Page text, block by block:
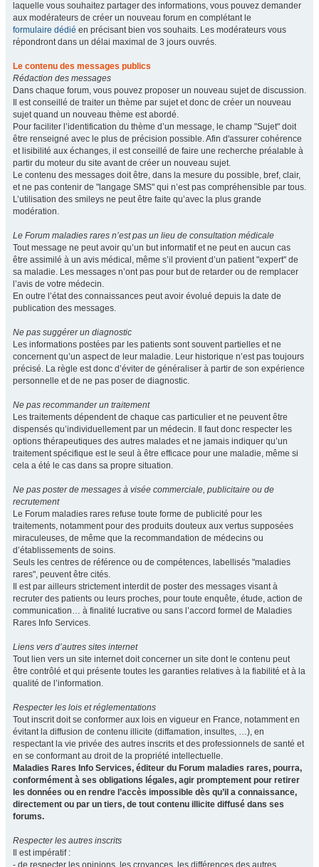
laquelle vous souhaitez partager des informations, vous pouvez demander
aux modérateurs de créer un nouveau forum en complétant le
formulaire dédié en précisant bien vos souhaits. Les modérateurs vous
répondront dans un délai maximal de 3 jours ouvrés.
Le contenu des messages publics
Rédaction des messages
Dans chaque forum, vous pouvez proposer un nouveau sujet de discussion.
Il est conseillé de traiter un thème par sujet et donc de créer un nouveau
sujet quand un nouveau thème est abordé.
Pour faciliter l’identification du thème d’un message, le champ "Sujet" doit
être renseigné avec le plus de précision possible. Afin d'assurer cohérence
et lisibilité aux échanges, il est conseillé de faire une recherche préalable à
partir du moteur du site avant de créer un nouveau sujet.
Le contenu des messages doit être, dans la mesure du possible, bref, clair,
et ne pas contenir de "langage SMS" qui n’est pas compréhensible par tous.
L’utilisation des smileys ne peut être faite qu’avec la plus grande
modération.
Le Forum maladies rares n’est pas un lieu de consultation médicale
Tout message ne peut avoir qu’un but informatif et ne peut en aucun cas
être assimilé à un avis médical, même s’il provient d’un patient "expert" de
sa maladie. Les messages n’ont pas pour but de retarder ou de remplacer
l’avis de votre médecin.
En outre l’état des connaissances peut avoir évolué depuis la date de
publication des messages.
Ne pas suggérer un diagnostic
Les informations postées par les patients sont souvent partielles et ne
concernent qu’un aspect de leur maladie. Leur historique n’est pas toujours
précisé. La règle est donc d’éviter de généraliser à partir de son expérience
personnelle et de ne pas poser de diagnostic.
Ne pas recommander un traitement
Les traitements dépendent de chaque cas particulier et ne peuvent être
dispensés qu’individuellement par un médecin. Il faut donc respecter les
options thérapeutiques des autres malades et ne jamais indiquer qu’un
traitement spécifique est le seul à être efficace pour une maladie, même si
cela a été le cas dans sa propre situation.
Ne pas poster de messages à visée commerciale, publicitaire ou de
recrutement
Le Forum maladies rares refuse toute forme de publicité pour les
traitements, notamment pour des produits douteux aux vertus supposées
miraculeuses, de même que la recommandation de médecins ou
d’établissements de soins.
Seuls les centres de référence ou de compétences, labellisés "maladies
rares", peuvent être cités.
Il est par ailleurs strictement interdit de poster des messages visant à
recruter des patients ou leurs proches, pour toute enquête, étude, action de
communication… à finalité lucrative ou sans l’accord formel de Maladies
Rares Info Services.
Liens vers d’autres sites internet
Tout lien vers un site internet doit concerner un site dont le contenu peut
être contrôlé et qui présente toutes les garanties relatives à la fiabilité et à la
qualité de l’information.
Respecter les lois et réglementations
Tout inscrit doit se conformer aux lois en vigueur en France, notamment en
évitant la diffusion de contenu illicite (diffamation, insultes, …), en
respectant la vie privée des autres inscrits et des professionnels de santé et
en se conformant au droit de la propriété intellectuelle.
Maladies Rares Info Services, éditeur du Forum maladies rares, pourra,
conformément à ses obligations légales, agir promptement pour retirer
les données ou en rendre l’accès impossible dès qu’il a connaissance,
directement ou par un tiers, de tout contenu illicite diffusé dans ses
forums.
Respecter les autres inscrits
Il est impératif :
- de respecter les opinions, les croyances, les différences des autres